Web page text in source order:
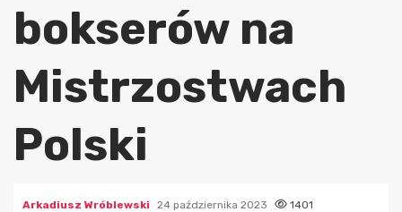
bokserów na
Mistrzostwach
Polski
Arkadiusz Wróblewski 24 października 2023 1401